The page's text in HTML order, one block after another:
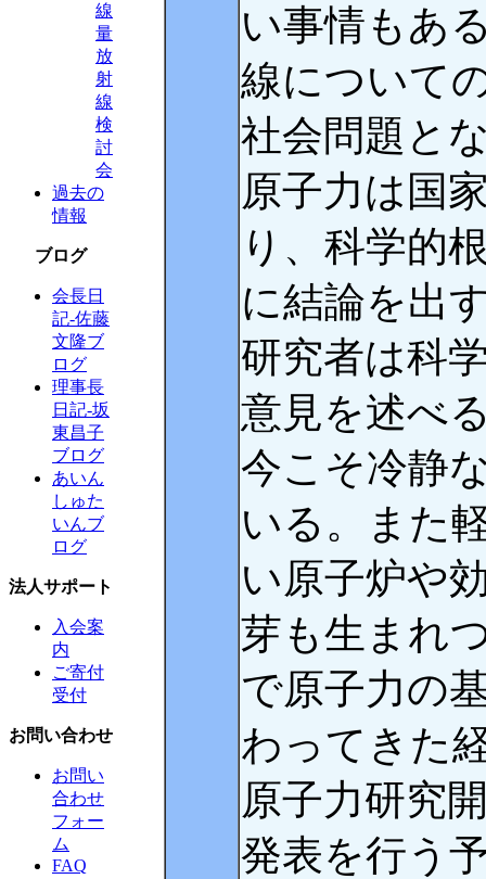
線
量
放
射
線
検
討
会
過去の
情報
ブログ
会長日
記-佐藤
文隆ブ
ログ
理事長
日記-坂
東昌子
ブログ
あいん
しゅた
いんブ
ログ
法人サポート
入会案
内
ご寄付
受付
お問い合わせ
お問い
合わせ
フォー
ム
FAQ
い事情もあ
線について
社会問題と
原子力は国
り、科学的
に結論を出
研究者は科
意見を述べ
今こそ冷静
いる。また
い原子炉や
芽も生まれ
で原子力の
わってきた
原子力研究
発表を行う